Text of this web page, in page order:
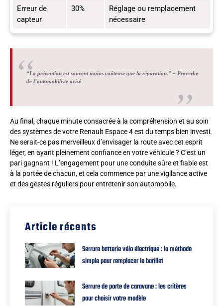
Erreur de
capteur
30%
Réglage ou remplacement
nécessaire
“La prévention est souvent moins coûteuse que la réparation.” – Proverbe
de l’automobiliste avisé
Au final, chaque minute consacrée à la compréhension et au soin
des systèmes de votre Renault Espace 4 est du temps bien investi.
Ne serait-ce pas merveilleux d’envisager la route avec cet esprit
léger, en ayant pleinement confiance en votre véhicule ? C’est un
pari gagnant ! L’engagement pour une conduite sûre et fiable est
à la portée de chacun, et cela commence par une vigilance active
et des gestes réguliers pour entretenir son automobile.
Article récents
Serrure batterie vélo électrique : la méthode
simple pour remplacer le barillet
Serrure de porte de caravane : les critères
pour choisir votre modèle